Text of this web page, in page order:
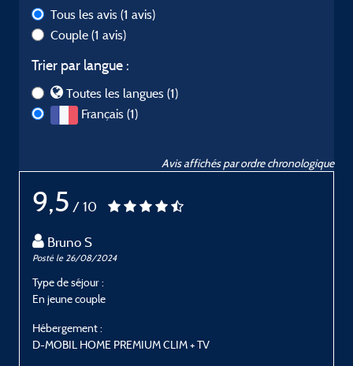
Tous les avis (1 avis)
Couple (1 avis)
Trier par langue :
Toutes les langues (1)
Français (1)
Avis affichés par ordre chronologique
9,5 / 10
Bruno S
Posté le 26/08/2024
Type de séjour :
En jeune couple
Hébergement :
D-MOBIL HOME PREMIUM CLIM + TV